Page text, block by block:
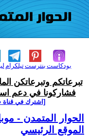
تيلكرامبنترست بودكاست
تبرعاتكم وتبرعاتكن
فشاركونا في دعم
[اشترك في قناة
الحوار المتمدن -
الموقع الرئيسي